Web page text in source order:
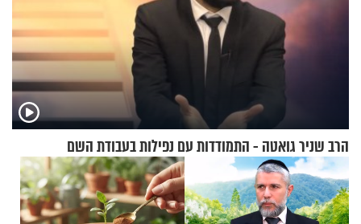
הרב שניר גואטה - התמודדות עם נפילות בעבודת השם